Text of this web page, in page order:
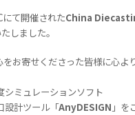
て開催されたChina
しました。
お寄せくださった皆様に心よ
ミュレーションソフト
設計ツール「AnyDESIGN 」を